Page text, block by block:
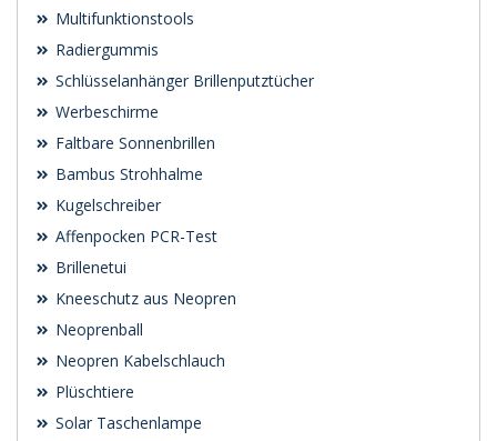
Multifunktionstools
Radiergummis
Schlüsselanhänger Brillenputztücher
Werbeschirme
Faltbare Sonnenbrillen
Bambus Strohhalme
Kugelschreiber
Affenpocken PCR-Test
Brillenetui
Kneeschutz aus Neopren
Neoprenball
Neopren Kabelschlauch
Plüschtiere
Solar Taschenlampe